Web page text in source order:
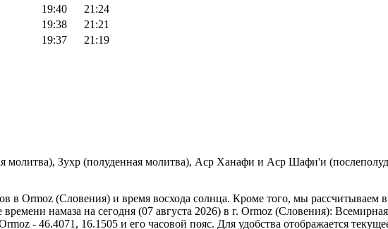
19:40
21:24
19:38
21:21
19:37 21:19
молитва), Зухр (полуденная молитва), Аср Ханафи и Аср Шафи'и
в Ormoz (Словения) и время восхода солнца. Кроме того, мы рассчитываем
намаза на сегодня (07 августа 2026) в г. Ormoz (Словения):
- 46.4071, 16.1505 и его часовой пояс. Для удобства отображается